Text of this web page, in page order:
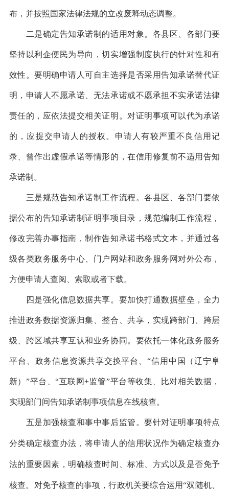
布，并按照国家法律法规的立改废释动态调整。
二是确定告知承诺制的适用对象。各县区、各部门要
坚持以利企便民为导向，切实增强制度执行的针对性和有
效性。要明确申请人可自主选择是否采用告知承诺替代证
明，申请人不愿承诺、无法承诺或不愿承担不实承诺法律
责任的，应依法提交相关证明。对证明事项可以代为承诺
的，应提交申请人的授权。申请人有较严重不良信用记
录、曾作出虚假承诺等情形的，在信用修复前不适用告知
承诺制。
三是规范告知承诺制工作流程。各县区、各部门要依
据公布的告知承诺制证明事项目录，规范编制工作流程，
修改完善办事指南，制作告知承诺书格式文本，并通过各
级各类政务服务中心、门户网站和政务服务网对外公布，
方便申请人查阅、索取或者下载。
四是强化信息数据共享。要加快打通数据壁垒，全力
推进政务数据资源归集、整合、共享，实现跨部门、跨层
级、跨区域共享互认和业务协同。要依托一体化政务服务
平台、政务信息资源共享交换平台、“信用中国（辽宁阜
新）”平台、“互联网+监管”平台等收集、比对相关数据，
实现部门间告知承诺制事项信息在线核查。
五是加强核查和事中事后监管。要针对证明事项特点
分类确定核查办法，将申请人的信用状况作为确定核查办
法的重要因素，明确核查时间、标准、方式以及是否免予
核查。对免予核查的事项，行政机关要综合运用“双随机、